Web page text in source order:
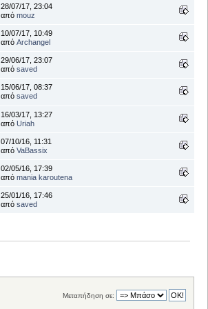
28/07/17, 23:04
από mouz
10/07/17, 10:49
από Archangel
29/06/17, 23:07
από saved
15/06/17, 08:37
από saved
16/03/17, 13:27
από Uriah
07/10/16, 11:31
από VaBassix
02/05/16, 17:39
από mania karoutena
25/01/16, 17:46
από saved
Μεταπήδηση σε: